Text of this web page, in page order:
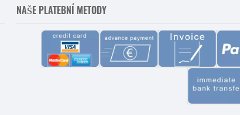
NAŠE PLATEBNÍ METODY